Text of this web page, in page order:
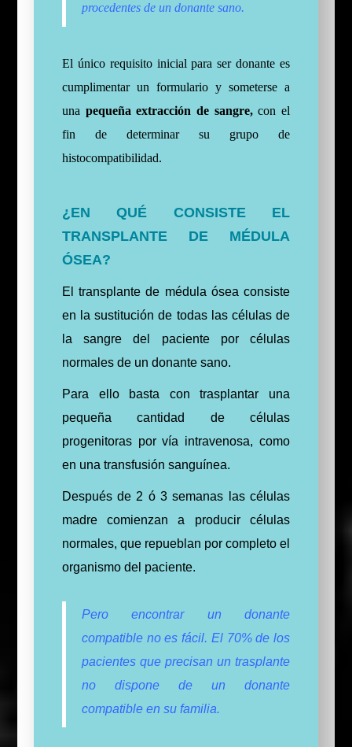
procedentes de un donante sano.
El único requisito inicial para ser donante es
cumplimentar un formulario y someterse a
una pequeña extracción de sangre,con el
fin de determinar su grupo de
histocompatibilidad.
¿EN QUÉ CONSISTE EL
TRANSPLANTE DE MÉDULA
ÓSEA?
El transplante de médula ósea consiste
en la sustitución de todas las células de
la sangre del paciente por células
normales de un donante sano.
Para ello basta con trasplantar una
pequeña cantidad de células
progenitoras por vía intravenosa, como
en una transfusión sanguínea.
Después de 2 ó 3 semanas las células
madre comienzan a producir células
normales, que repueblan por completo el
organismo del paciente.
Pero encontrar un donante
compatible no es fácil. El 70% de los
pacientes que precisan un trasplante
no dispone de un donante
compatible en su familia.